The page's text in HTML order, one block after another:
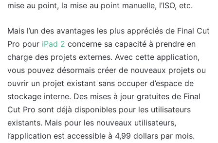
mise au point, la mise au point manuelle, l’ISO, etc.
Mais l’un des avantages les plus appréciés de Final Cut
Pro pour iPad 2 concerne sa capacité à prendre en
charge des projets externes. Avec cette application,
vous pouvez désormais créer de nouveaux projets ou
ouvrir un projet existant sans occuper d’espace de
stockage interne. Des mises à jour gratuites de Final
Cut Pro sont déjà disponibles pour les utilisateurs
existants. Mais pour les nouveaux utilisateurs,
l’application est accessible à 4,99 dollars par mois.